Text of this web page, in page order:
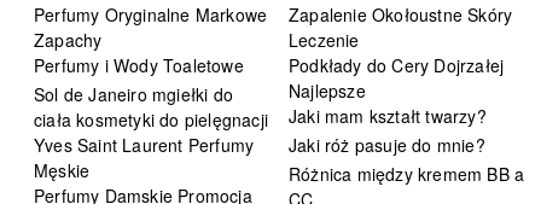
Perfumy Oryginalne Markowe
Zapachy
Perfumy i Wody Toaletowe
Sol de Janeiro mgiełki do
ciała kosmetyki do pielęgnacji
Yves Saint Laurent Perfumy
Męskie
Perfumy Damskie Promocja
Zapalenie Okołoustne Skóry
Leczenie
Podkłady do Cery Dojrzałej
Najlepsze
Jaki mam kształt twarzy?
Jaki róż pasuje do mnie?
Różnica między kremem BB a
CC